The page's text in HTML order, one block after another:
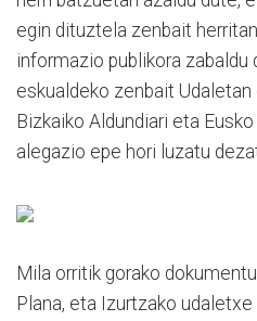
egin dituztela zenbait
informazio publikora zabaldu
eskualdeko zenbait
Bizkaiko Aldundiari eta
alegazio epe hori luzatu
Mila orritik gorako
Plana, eta Izurtzako